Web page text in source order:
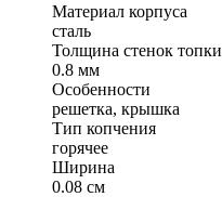
Материал корпуса
сталь
Толщина стенок топки
0.8 мм
Особенности
решетка, крышка
Тип копчения
горячее
Ширина
0.08 см